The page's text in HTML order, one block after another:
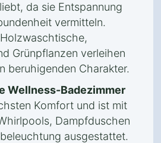
da sie Entspannung
vermitteln.
Grünpflanzen verleihen
beruhigenden Charakter.
Wellness-Badezimmer
Komfort und ist mit
Dampfduschen
ausgestattet.